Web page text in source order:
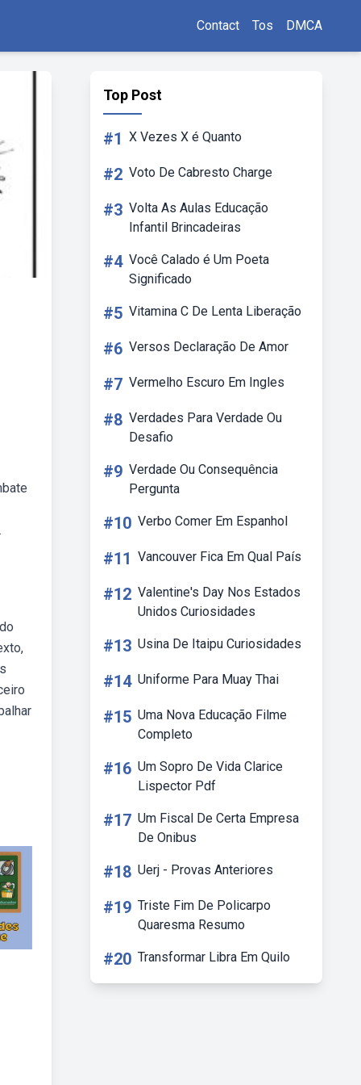
Contact Tos DMCA
Top Post
#1 X Vezes X é Quanto
#2 Voto De Cabresto Charge
#3 Volta As Aulas Educação
Infantil Brincadeiras
#4 Você Calado é Um Poeta
Significado
#5 Vitamina C De Lenta Liberação
#6 Versos Declaração De Amor
#7 Vermelho Escuro Em Ingles
#8 Verdades Para Verdade Ou
Desafio
#9 Verdade Ou Consequência
Pergunta
#10 Verbo Comer Em Espanhol
#11 Vancouver Fica Em Qual País
#12 Valentine's Day Nos Estados
Unidos Curiosidades
#13 Usina De Itaipu Curiosidades
#14 Uniforme Para Muay Thai
#15 Uma Nova Educação Filme
Completo
#16 Um Sopro De Vida Clarice
Lispector Pdf
#17 Um Fiscal De Certa Empresa
De Onibus
#18 Uerj - Provas Anteriores
#19 Triste Fim De Policarpo
Quaresma Resumo
#20 Transformar Libra Em Quilo